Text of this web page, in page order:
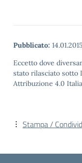
Pubblicato: 14.01.2015
Eccetto dove
stato rilasciato sotto
Attribuzione 4.0
Stampa /